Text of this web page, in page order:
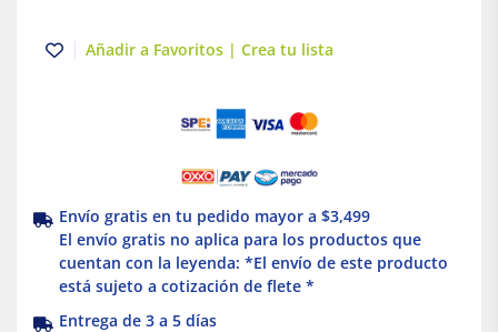
Añadir a Favoritos | Crea tu lista
Envío gratis en tu pedido mayor a $3,499
El envío gratis no aplica para los productos que
cuentan con la leyenda: *El envío de este producto
está sujeto a cotización de flete *
Entrega de 3 a 5 días